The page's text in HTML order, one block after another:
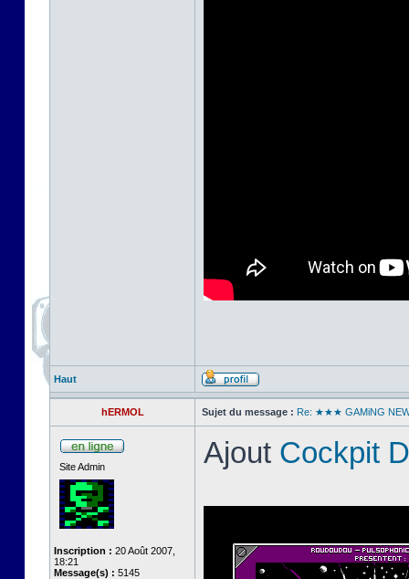
Haut
hERMOL Sujet du message : Re: ★★★ GAMiNG
Site Admin
Inscription : 20 Août 2007,
18:21
Message(s) : 5145
Ajout Cockpit